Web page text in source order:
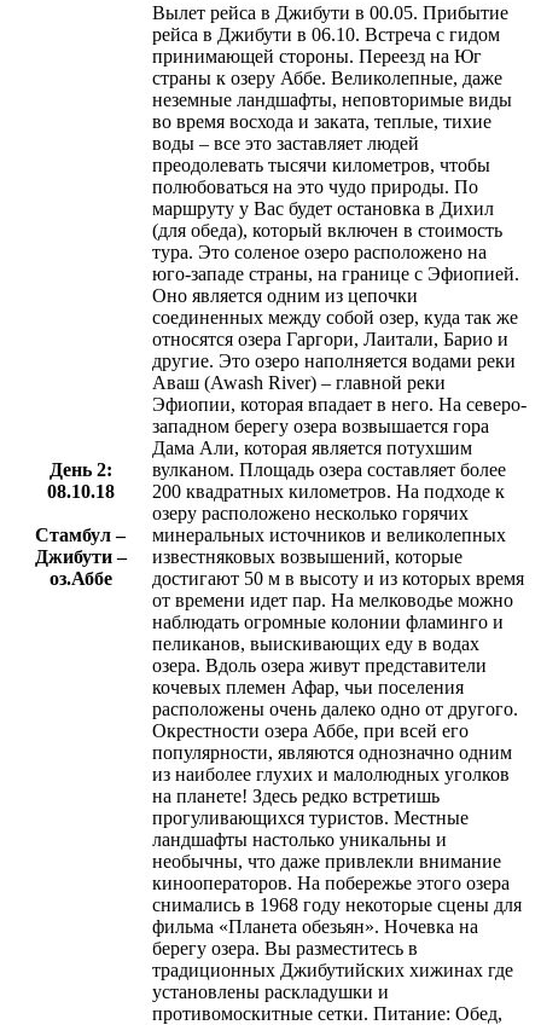
День 2:
08.10.18
Стамбул –
Джибути –
оз.Аббе
Вылет рейса в Джибути в 00.05. Прибытие
рейса в Джибути в 06.10. Встреча с гидом
принимающей стороны. Переезд на Юг
страны к озеру Аббе. Великолепные, даже
неземные ландшафты, неповторимые виды
во время восхода и заката, теплые, тихие
воды – все это заставляет людей
преодолевать тысячи километров, чтобы
полюбоваться на это чудо природы. По
маршруту у Вас будет остановка в Дихил
(для обеда), который включен в стоимость
тура. Это соленое озеро расположено на
юго-западе страны, на границе с Эфиопией.
Оно является одним из цепочки
соединенных между собой озер, куда так же
относятся озера Гаргори, Лаитали, Барио и
другие. Это озеро наполняется водами реки
Аваш (Awash River) – главной реки
Эфиопии, которая впадает в него. На северо-
западном берегу озера возвышается гора
Дама Али, которая является потухшим
вулканом. Площадь озера составляет более
200 квадратных километров. На подходе к
озеру расположено несколько горячих
минеральных источников и великолепных
известняковых возвышений, которые
достигают 50 м в высоту и из которых время
от времени идет пар. На мелководье можно
наблюдать огромные колонии фламинго и
пеликанов, выискивающих еду в водах
озера. Вдоль озера живут представители
кочевых племен Афар, чьи поселения
расположены очень далеко одно от другого.
Окрестности озера Аббе, при всей его
популярности, являются однозначно одним
из наиболее глухих и малолюдных уголков
на планете! Здесь редко встретишь
прогуливающихся туристов. Местные
ландшафты настолько уникальны и
необычны, что даже привлекли внимание
кинооператоров. На побережье этого озера
снимались в 1968 году некоторые сцены для
фильма «Планета обезьян». Ночевка на
берегу озера. Вы разместитесь в
традиционных Джибутийских хижинах где
установлены раскладушки и
противомоскитные сетки. Питание: Обед,